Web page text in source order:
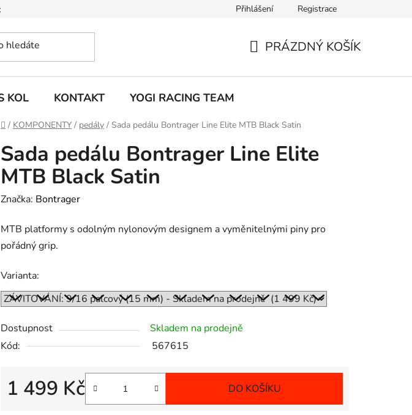
údajů Přihlášení Registrace
PRÁZDNÝ KOŠÍK
KOL KONTAKT YOGI RACING TEAM
Domů
/ KOMPONENTY / pedály / Sada pedálu Bontrager Line Elite MTB Black Satin
Sada pedálu Bontrager Line Elite
MTB Black Satin
Značka: Bontrager
MTB platformy s odolným nylonovým designem a vyměnitelnými piny pro
pořádný grip.
Varianta:
Dostupnost
Skladem na prodejně
Kód:
567615
1 499 Kč DO KOŠÍKU